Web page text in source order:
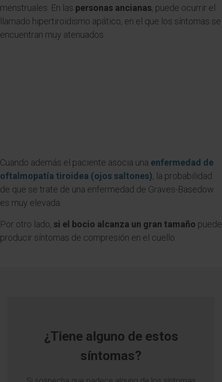
menstruales. En las personas ancianas, puede ocurrir el
llamado hipertiroidismo apático, en el que los síntomas se
encuentran muy atenuados.
Cuando además el paciente asocia una enfermedad de
oftalmopatía tiroidea (ojos saltones), la probabilidad
de que se trate de una enfermedad de Graves-Basedow
es muy elevada.
Por otro lado, si el bocio alcanza un gran tamaño puede
producir síntomas de compresión en el cuello.
¿Tiene alguno de estos
síntomas?